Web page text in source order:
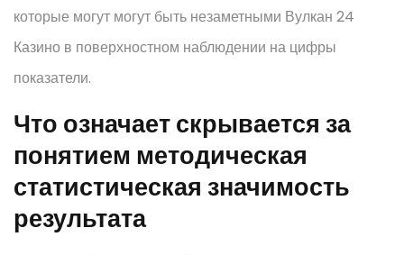
которые могут могут быть незаметными Вулкан 24
Казино в поверхностном наблюдении на цифры
показатели.
Что означает скрывается за
понятием методическая
статистическая значимость
результата